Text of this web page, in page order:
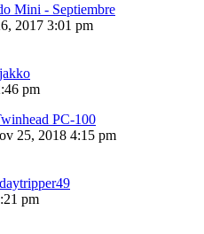
Mini - Septiembre
2017 3:01 pm
jakko
pm
PC-100
25, 2018 4:15 pm
daytripper49
pm